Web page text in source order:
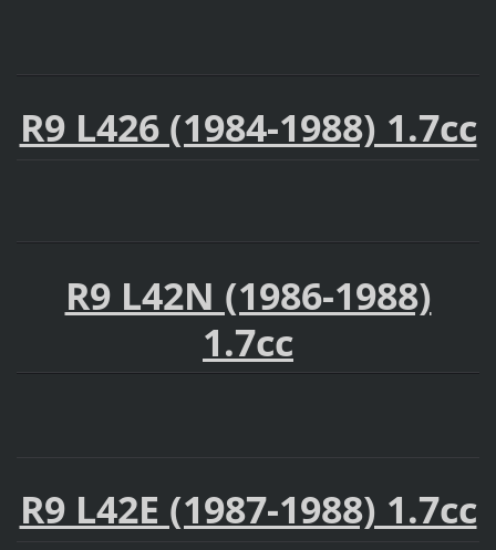
R9 L426 (1984-1988) 1.7cc
R9 L42N (1986-1988)
1.7cc
R9 L42E (1987-1988) 1.7cc